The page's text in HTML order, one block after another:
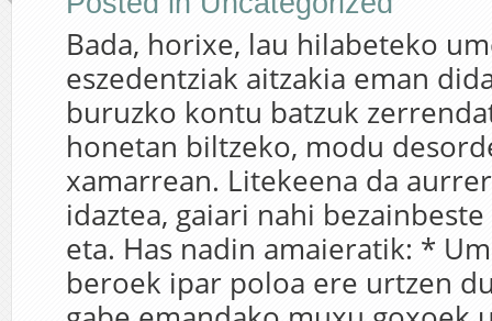
Bada, horixe, lau hilabeteko
eszedentziak aitzakia eman
buruzko kontu batzuk
honetan biltzeko, modu
xamarrean. Litekeena da
idaztea, gaiari nahi
eta. Has nadin amaieratik: *
beroek ipar poloa ere urtzen